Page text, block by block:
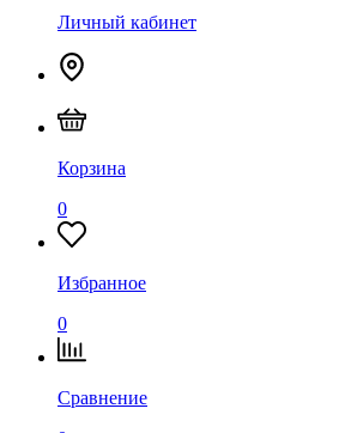
Личный кабинет
Корзина
0
Избранное
0
Сравнение